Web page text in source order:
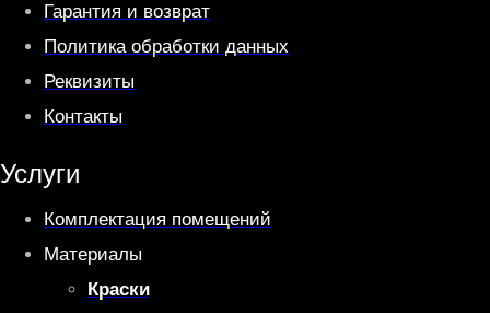
Гарантия и возврат
Политика обработки данных
Реквизиты
Контакты
Услуги
Комплектация помещений
Материалы
Краски